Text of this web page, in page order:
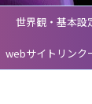
世界観・基本設
webサイトリンク